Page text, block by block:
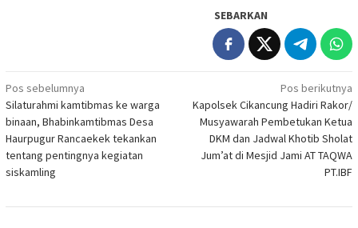
SEBARKAN
Navigasi
pos
Pos sebelumnya
Silaturahmi kamtibmas ke warga
binaan, Bhabinkamtibmas Desa
Haurpugur Rancaekek tekankan
tentang pentingnya kegiatan
siskamling
Pos berikutnya
Kapolsek Cikancung Hadiri Rakor/
Musyawarah Pembetukan Ketua
DKM dan Jadwal Khotib Sholat
Jum’at di Mesjid Jami AT TAQWA
PT.IBF